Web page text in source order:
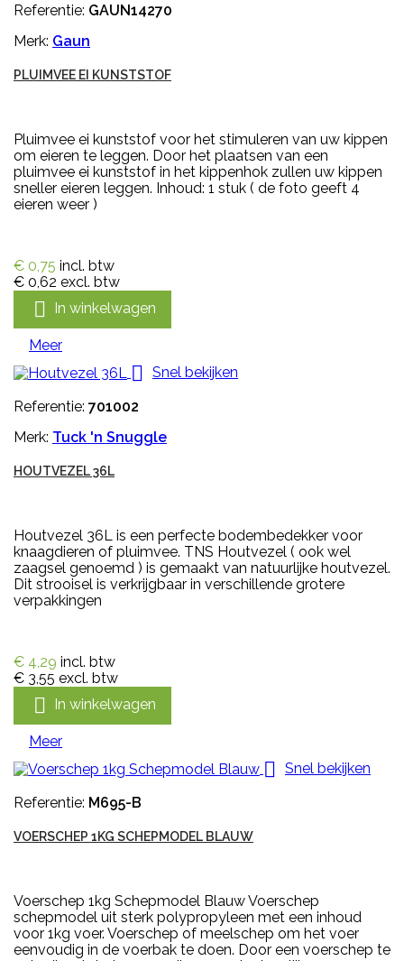
Referentie: GAUN14270
Merk: Gaun
PLUIMVEE EI KUNSTSTOF
Pluimvee ei kunststof voor het stimuleren van uw kippen
om eieren te leggen. Door het plaatsen van een
pluimvee ei kunststof in het kippenhok zullen uw kippen
sneller eieren leggen. Inhoud: 1 stuk ( de foto geeft 4
eieren weer )
€ 0,75 incl. btw
€ 0,62 excl. btw
 In winkelwagen
Meer
 Snel bekijken
Referentie: 701002
Merk: Tuck 'n Snuggle
HOUTVEZEL 36L
Houtvezel 36L is een perfecte bodembedekker voor
knaagdieren of pluimvee. TNS Houtvezel ( ook wel
zaagsel genoemd ) is gemaakt van natuurlijke houtvezel.
Dit strooisel is verkrijgbaar in verschillende grotere
verpakkingen
€ 4,29 incl. btw
€ 3,55 excl. btw
 In winkelwagen
Meer
 Snel bekijken
Referentie: M695-B
VOERSCHEP 1KG SCHEPMODEL BLAUW
Voerschep 1kg Schepmodel Blauw Voerschep
schepmodel uit sterk polypropyleen met een inhoud
voor 1kg voer. Voerschep of meelschep om het voer
eenvoudig in de voerbak te doen. Door een voerschep te